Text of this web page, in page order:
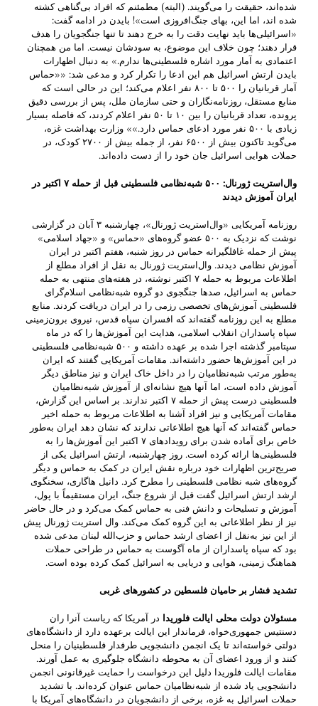
شده‌اند، حقیقت را می‌گویند. (البته) مطمئنم که افراد بی‌گناهی کشته
شده اند، اما این،‌ بهای جنگ‌افروزی است»! بایدن در ادامه گفت:
«اسرائیلی‌ها باید نهایت دقت را به خرج دهند تا تنها جنگجویان را هدف
قرار دهند؛ چون خلاف این موضوع، به سودشان نیست. اما من همچنان
اعتمادی به آمار مورد اشاره فلسطینی‌ها ندارم.» به دنبال اظهارات
بایدن ارتش اسرائیل هم این ادعا را تکرار کرد و مدعی شد: ««حماس
آمار قربانیان را ۵۰۰ تا ۸۰۰ نفر اعلام می‌کند؛‌ این در حالی است که
منابع مستقل،‌ روزنامه‌نگاران و حتی سازمان ملل، پس از بررسی دقیق
پرونده، تعداد قربانیان را بین ۱۰ تا ۵۰ نفر اعلام کردند،‌ که فاصله بسیار
زیادی با ۵۰۰ نفر مورد ادعای حماس دارد.»» وزارت بهداشت غزه،
می‌گوید تاکنون بیش از ۶۵۰۰ نفر، از جمله بیش از ۲۷۰۰ کودک، در
حملات هوایی اسرائیل جان خود را از دست داده‌اند.
وال‌استریت ژورنال: ۵۰۰ شبه‌نظامی فلسطینی قبل از حمله۷ اکتبر در
ایران آموزش دیدند
روزنامه آمریکایی «وال‌استریت ژورنال»، چهارشنبه ۳ آبان در گزارشی
نوشت که نزدیک به ۵۰۰ عضو گروه‌های «حماس» و «جهاد اسلامی»
پیش از حمله غافلگیرانه حماس در روز شنبه، هفتم اکتبر در ایران
آموزش نظامی دیدند. وال‌استریت ژورنال به نقل از افراد مطلع از
اطلاعات مربوط به حمله ۷ اکتبر نوشته، در هفته‌های منتهی به حمله
حماس به اسرائیل، صدها جنگجوی دو گروه شبه‌نظامی اسلام‌گرای
فلسطینی آموزش‌های تخصصی رزمی را در ایران دریافت کردند. منابع
مطلع به این روزنامه گفته‌اند که افسران سپاه قدس، نیروی برون‌زمینی
سپاه پاسداران انقلاب اسلامی، هدایت این آموزش‌ها را که در ماه
سپتامبر گذشته اجرا شده بر عهده داشته و ۵۰۰ شبه‌نظامی فلسطینی
در این آموزش‌ها حضور داشته‌اند. مقامات آمریکایی گفتند که ایران
به‌طور مرتب شبه‌نظامیان را در داخل خاک ایران و نیز مناطق دیگر
آموزش داده است، اما آنها هیچ نشانه‌ای از آموزش شبه‌نظامیان
فلسطینی درست پیش از حمله ۷ اکتبر ندارند. بر اساس این گزارش،
مقامات آمریکایی و نیز افراد آشنا به اطلاعات مربوط به حمله اخیر
حماس گفته‌اند که آنها هیچ اطلاعاتی ندارند که نشان دهد ایران به‌طور
خاص برای آماده شدن برای رویدادهای ۷ اکتبر این آموزش‌ها را به
فلسطینی‌ها ارائه کرده است. روز چهارشنبه، ارتش اسرائیل یکی از
صریح‌ترین اظهارات خود درباره نقش ایران در کمک به حماس و دیگر
گروه‌های شبه نظامی فلسطینی را مطرح کرد. دانیل هاگاری، سخنگوی
ارشد ارتش اسرائیل گفت قبل از شروع جنگ، ایران مستقیماً با پول،
آموزش و تسلیحات و دانش فنی به حماس کمک می‌کرد و در حال حاضر
نیز از نظر اطلاعاتی به این گروه کمک می‌کند. وال استریت ژورنال پیش
از این نیز به‌نقل از اعضای ارشد حماس و حزب‌الله لبنان مدعی شده
بود که سپاه پاسداران از ماه آگوست به حماس در طراحی حملات
هماهنگ زمینی، هوایی و دریایی به اسرائیل کمک کرده بوده است.
تشدید فشار بر حامیان فلسطین در کشورهای غربی
مسئولان دولت محلی ایالت فلوریدا در آمریکا که ریاست آنرا ران
دسنتیس جمهوری‌خواه، فرماندار این ایالت برعهده دارد از دانشگاه‌های
دولتی خواسته‌اند تا یک انجمن دانشجویی طرفدار فلسطینیان را منحل
کنند و از ورود اعضای آن به محوطه دانشگاه جلوگیری به عمل‌ آورند.
مقامات ایالت فلوریدا دلیل این درخواست را حمایت غیرقانونی انجمن
دانشجویی یاد شده از شبه‌نظامیان حماس عنوان کرده‌اند. با تشدید
حملات اسرائیل به غزه، برخی از دانشجویان در دانشگاه‌های آمریکا با